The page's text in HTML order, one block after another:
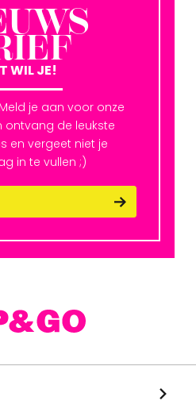
WIL JE!
je aan voor onze
ontvang de leukste
en vergeet niet je
in te vullen ;)